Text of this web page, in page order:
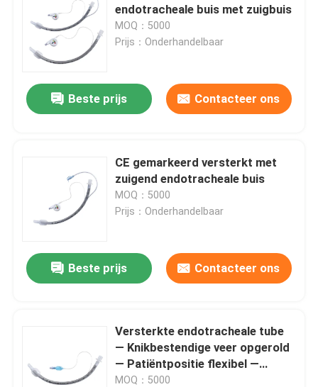
OEM-katheters
endotracheale buis met zuigbuis
MOQ：5000
Prijs：Onderhandelbaar
Beste prijs Contacteer ons
CE gemarkeerd versterkt met
zuigend endotracheale buis
MOQ：5000
Prijs：Onderhandelbaar
Beste prijs Contacteer ons
Versterkte endotracheale tube
— Knikbestendige veer opgerold
— Patiëntpositie flexibel —
Medisch PVC Geen DEHP
MOQ：5000